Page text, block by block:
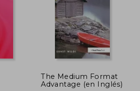
55%
dcto.
The Medium Format
Advantage (en Inglés)